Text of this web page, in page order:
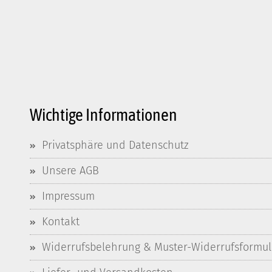
Wichtige Informationen
Privatsphäre und Datenschutz
Unsere AGB
Impressum
Kontakt
Widerrufsbelehrung & Muster-